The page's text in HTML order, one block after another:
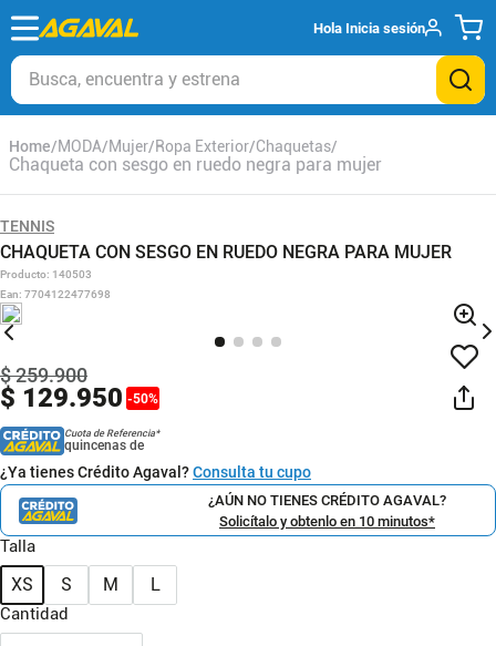
Hola Inicia sesión
Busca, encuentra y estrena
MODA Mujer Ropa Exterior Chaquetas
Chaqueta con sesgo en ruedo negra para mujer
TENNIS
CHAQUETA CON SESGO EN RUEDO NEGRA PARA MUJER
Producto: 140503
Ean: 7704122477698
$ 129.950 -50%
$259.900
Cuota de Referencia*
quincenas de
¿Ya tienes Crédito Agaval?Consulta tu cupo
¿AÚN NO TIENES CRÉDITO AGAVAL?
Solicítalo y obtenlo en 10 minutos*
Talla
XS S M L
Cantidad